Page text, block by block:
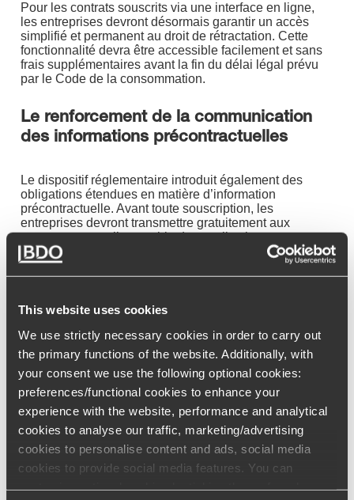
This website uses cookies
We use strictly necessary cookies in order to carry out
the primary functions of the website. Additionally, with
your consent we use the following optional cookies:
preferences/functional cookies to enhance your
experience with the website, performance and analytical
cookies to analyse our traffic, marketing/advertising
cookies to personalise content and ads, social media
cookies to provide social media features. You can
Pour les contrats souscrits via une interface en ligne,
les entreprises devront désormais garantir un accès
simplifié et permanent au droit de rétractation. Cette
fonctionnalité devra être accessible facilement et sans
frais supplémentaires avant la fin du délai légal prévu
par le Code de la consommation.
Le renforcement de la communication
des informations précontractuelles
Le dispositif réglementaire introduit également des
obligations étendues en matière d’information
précontractuelle. Avant toute souscription, les
entreprises devront transmettre gratuitement aux
consommateurs l’ensemble des explications
nécessaires à la compréhension des services financiers
proposés. Ces informations englobent notamment
l’identité du professionnel, les caractéristiques des
rétractation, les modalités de réclamation, ainsi que le
retard de paiement devront également être
explicitement mentionnées.
Une vente en « deux temps » pour
sécuriser les contrats souscrits par
téléphone
Le cadre réglementaire des contrats souscrits par